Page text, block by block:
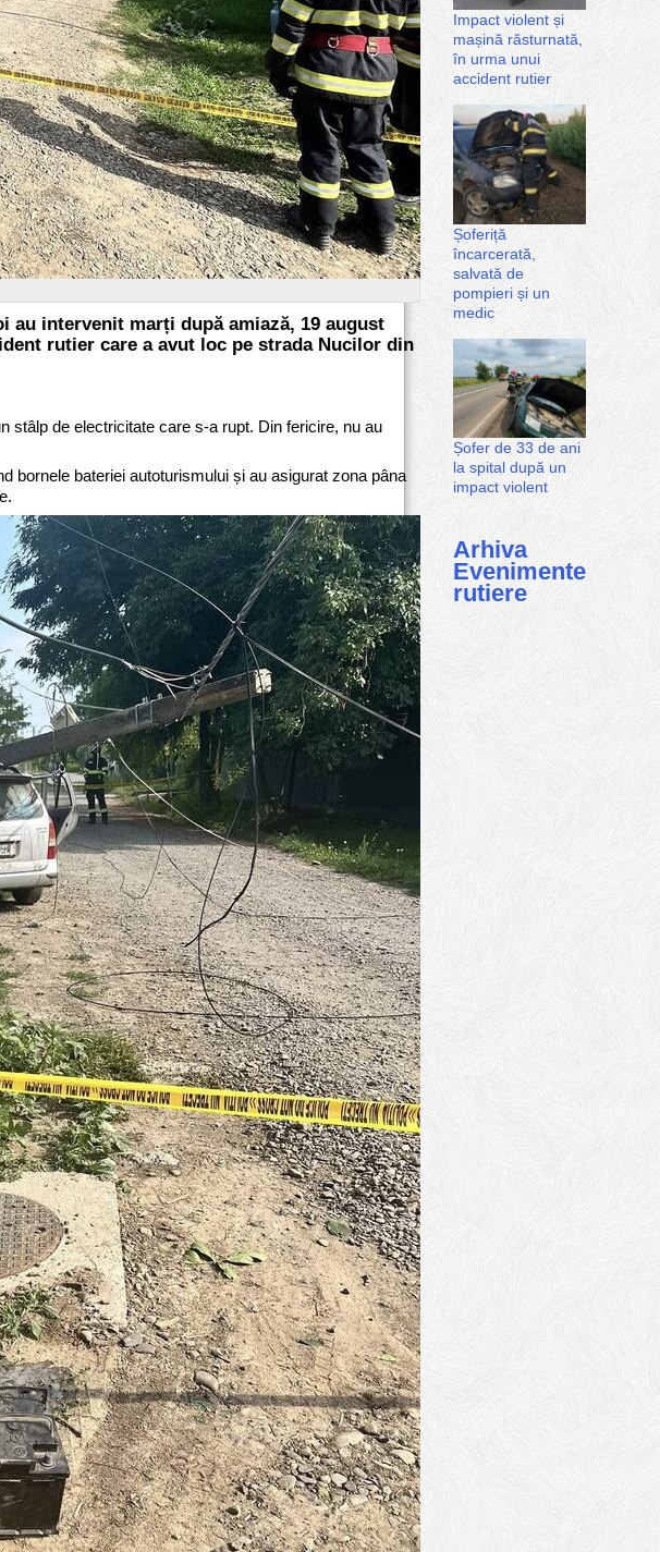
au intervenit marți după amiază, 19 august
rutier care a avut loc pe strada Nucilor din
stâlp de electricitate care s-a rupt. Din fericire, nu au
bornele bateriei autoturismului și au asigurat zona pâna
Impact violent și
mașină răsturnată,
în urma unui
accident rutier
Șoferiță
încarcerată,
salvată de
pompieri și un
medic
Șofer de 33 de ani
la spital după un
impact violent
Arhiva
Evenimente
rutiere